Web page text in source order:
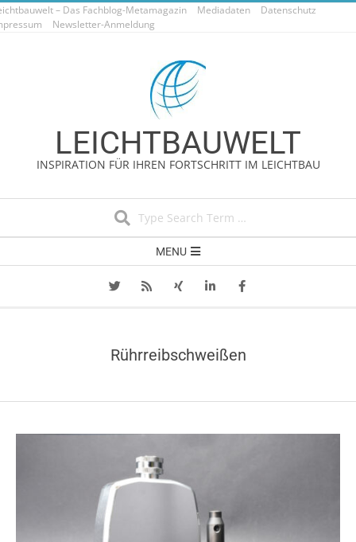
Skip
to
– Das Fachblog-Metamagazin Mediadaten
Datenschutz
Newsletter-Anmeldung
LEICHTBAUWELT
INSPIRATION FÜR IHREN FORTSCHRITT IM LEICHTBAU
Navigation
MENU
Rührreibschweißen